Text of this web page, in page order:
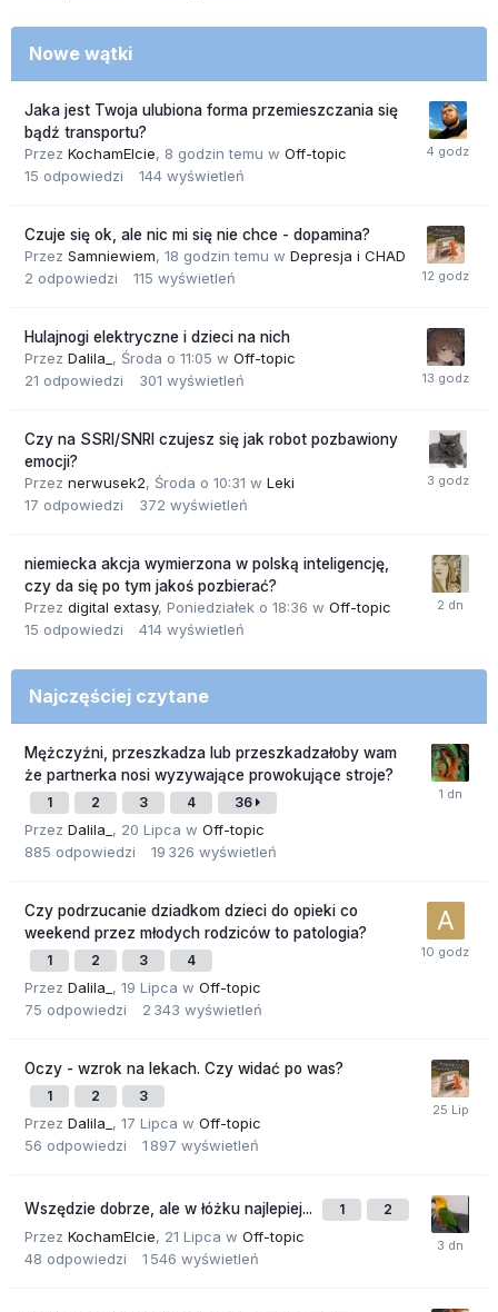
Nowe wątki
Jaka jest Twoja ulubiona forma przemieszczania się
bądź transportu?
Przez KochamElcie, 8 godzin temu w Off-topic
15 odpowiedzi 144 wyświetleń
Czuje się ok, ale nic mi się nie chce - dopamina?
Przez Samniewiem, 18 godzin temu w Depresja i CHAD
2 odpowiedzi 115 wyświetleń
Hulajnogi elektryczne i dzieci na nich
Przez Dalila_ , Środa o 11:05 w Off-topic
21 odpowiedzi 301 wyświetleń
Czy na SSRI/SNRI czujesz się jak robot pozbawiony
emocji?
Przez nerwusek2, Środa o 10:31 w Leki
17 odpowiedzi 372 wyświetleń
niemiecka akcja wymierzona w polską inteligencję,
czy da się po tym jakoś pozbierać?
Przez digital extasy, Poniedziałek o 18:36 w Off-topic
15 odpowiedzi 414 wyświetleń
Najczęściej czytane
Mężczyźni, przeszkadza lub przeszkadzałoby wam
że partnerka nosi wyzywające prowokujące stroje?
1 2 3 4 36
Przez Dalila_ , 20 Lipca w Off-topic
885 odpowiedzi 19 326 wyświetleń
Czy podrzucanie dziadkom dzieci do opieki co
weekend przez młodych rodziców to patologia?
1 2 3 4
Przez Dalila_ , 19 Lipca w Off-topic
75 odpowiedzi 2 343 wyświetleń
Oczy - wzrok na lekach. Czy widać po was?
1 2 3
Przez Dalila_ , 17 Lipca w Off-topic
56 odpowiedzi 1 897 wyświetleń
Wszędzie dobrze, ale w łóżku najlepiej... 1 2
Przez KochamElcie, 21 Lipca w Off-topic
48 odpowiedzi 1 546 wyświetleń